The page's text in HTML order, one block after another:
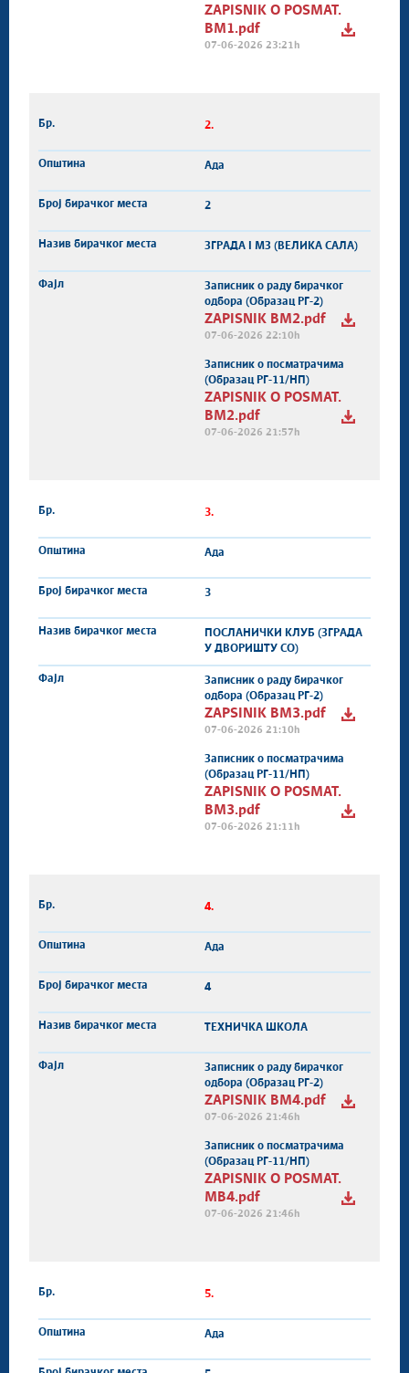
ZAPISNIK O POSMAT.
BM1.pdf
07-06-2026 23:21h
2.
Ада
2
ЗГРАДА I МЗ (ВЕЛИКА САЛА)
Записник о раду бирачког
одбора (Образац РГ-2)
ZAPISNIK BM2.pdf
07-06-2026 22:10h
Записник о посматрачима
(Образац РГ-11/НП)
ZAPISNIK O POSMAT.
BM2.pdf
07-06-2026 21:57h
3.
Ада
3
ПОСЛАНИЧКИ КЛУБ (ЗГРАДА
У ДВОРИШТУ СО)
Записник о раду бирачког
одбора (Образац РГ-2)
ZAPSINIK BM3.pdf
07-06-2026 21:10h
Записник о посматрачима
(Образац РГ-11/НП)
ZAPISNIK O POSMAT.
BM3.pdf
07-06-2026 21:11h
4.
Ада
4
ТЕХНИЧКА ШКОЛА
Записник о раду бирачког
одбора (Образац РГ-2)
ZAPISNIK BM4.pdf
07-06-2026 21:46h
Записник о посматрачима
(Образац РГ-11/НП)
ZAPISNIK O POSMAT.
MB4.pdf
07-06-2026 21:46h
5.
Ада